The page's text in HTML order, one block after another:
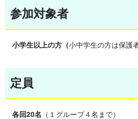
参加対象者
小学生以上の方（小中学生の方は保護
定員
各回20名 （１グループ４名まで）